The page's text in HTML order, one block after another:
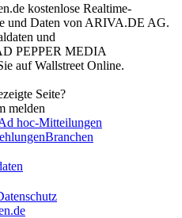
kostenlose Realtime-
und Daten von ARIVA.DE AG.
und
PEPPER MEDIA
aufWallstreet Online.
Seite?
melden
hoc-Mitteilungen
Branchen